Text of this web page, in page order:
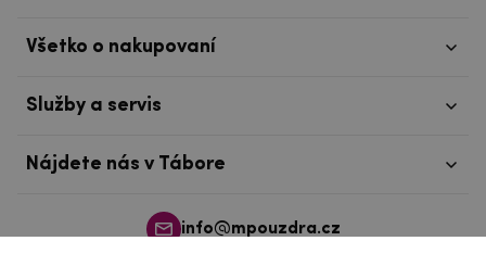
info@mpouzdra.cz
Všetko o nakupovaní
Služby a servis
Nájdete nás v Tábore